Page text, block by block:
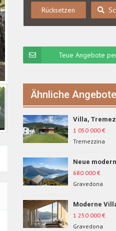
Rücksetzen
Teue Angebote
Ähnliche Angebote
Villa,
1 050 000 €
Tremezzina
Neue
Gravedona,
680 000 €
Gravedona
Moderne
Gravedona, ID
1 250 000 €
Gravedona